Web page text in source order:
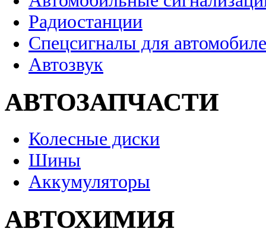
Радиостанции
Спецсигналы для
Автозвук
АВТОЗАПЧАСТИ
Колесные диски
Шины
Аккумуляторы
АВТОХИМИЯ